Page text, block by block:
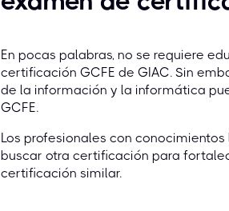
En pocas palabras, no se requiere
certificación GCFE de GIAC. Sin
de la información y la informática
GCFE.
Los profesionales con
buscar otra certificación para
certificación similar.